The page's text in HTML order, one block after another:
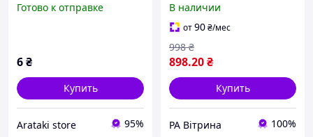
кофеен и кафе
Готово к отправке
6₴
Купить
Arataki store 95%
кухни и кофейни
Бесшумный механизм
Печать на холсте 60х40
см
В наличии
от90₴/мес
898.20₴
998 ₴
Купить
РА Вітрина 100%